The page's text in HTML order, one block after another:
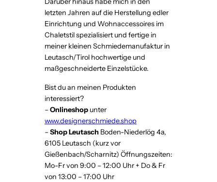
letzten Jahren auf die Herstellung edler
Einrichtung und Wohnaccessoires im
Chaletstil spezialisiert und fertige in
meiner kleinen Schmiedemanufaktur in
Leutasch/Tirol hochwertige und
maßgeschneiderte Einzelstücke.
Bist du an meinen Produkten
interessiert?
–Onlineshop unter
www.designerschmiede.shop
–Shop Leutasch Boden-Niederlög 4a,
6105 Leutasch (kurz vor
Gießenbach/Scharnitz) Öffnungszeiten:
Mo-Fr von 9:00 – 12:00 Uhr + Do & Fr
von 13:00 – 17:00 Uhr